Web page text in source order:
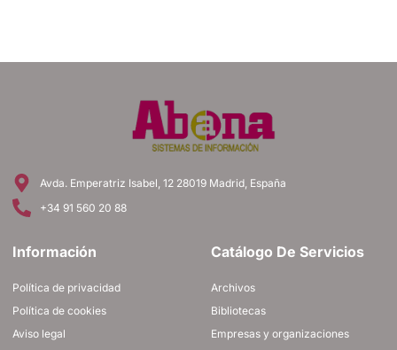
Avda. Emperatriz Isabel, 12 28019 Madrid, España
+34 91 560 20 88
Información
Política de privacidad
Política de cookies
Aviso legal
Catálogo De Servicios
Archivos
Bibliotecas
Empresas y organizaciones